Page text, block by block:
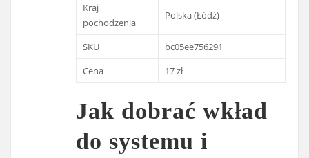
Kraj
pochodzenia
Polska (Łódź)
SKU
bc05ee756291
Cena
17 zł
Jak dobrać wkład
do systemu i